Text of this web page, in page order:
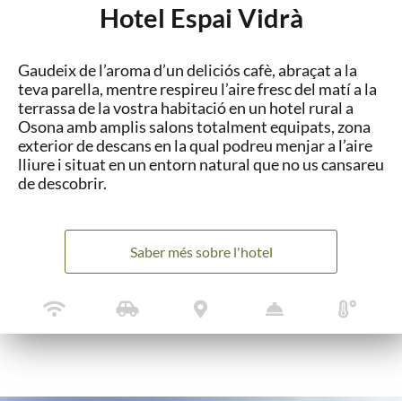
Hotel Espai Vidrà
Gaudeix de l’aroma d’un deliciós cafè, abraçat a la
teva parella, mentre respireu l’aire fresc del matí a la
terrassa de la vostra habitació en un hotel rural a
Osona amb amplis salons totalment equipats, zona
exterior de descans en la qual podreu menjar a l’aire
lliure i situat en un entorn natural que no us cansareu
de descobrir.
Saber més sobre l'hotel